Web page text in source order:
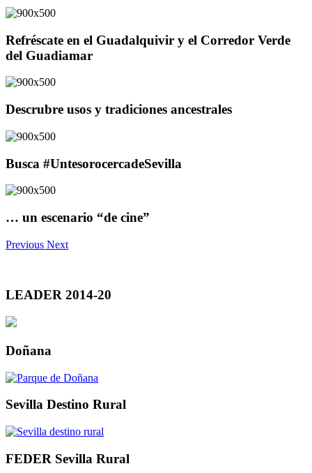
Refréscate en el Guadalquivir y el Corredor Verde
del Guadiamar
Descrubre usos y tradiciones ancestrales
Busca #UntesorocercadeSevilla
… un escenario “de cine”
Previous Next
LEADER 2014-20
Doñana
Sevilla Destino Rural
FEDER Sevilla Rural